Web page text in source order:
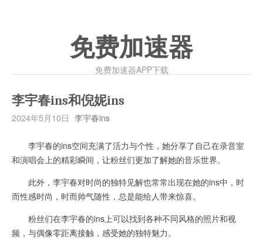
免费加速器
免费加速器APP下载
李宇春ins和倪妮ins
2024年5月10日 李宇春ins
李宇春的ins空间充满了活力与个性，她分享了自己在录音室
和演唱会上的精彩瞬间，让粉丝们更加了解她的音乐世界。
此外，李宇春对时尚的独特见解也常常出现在她的ins中，时
而性感时尚，时而帅气随性，总是能给人带来惊喜。
粉丝们在李宇春的ins上可以找到各种不同风格的照片和视
频，与偶像零距离接触，感受她的独特魅力。